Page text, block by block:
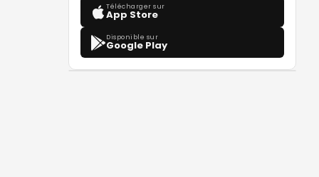
Télécharger sur
App Store
Disponible sur
Google Play